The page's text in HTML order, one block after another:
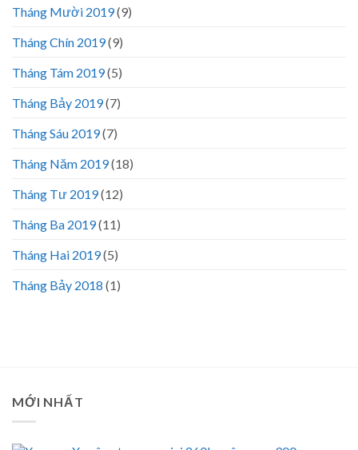
Tháng Mười 2019(9)
Tháng Chín 2019(9)
Tháng Tám 2019(5)
Tháng Bảy 2019(7)
Tháng Sáu 2019(7)
Tháng Năm 2019(18)
Tháng Tư 2019(12)
Tháng Ba 2019(11)
Tháng Hai 2019(5)
Tháng Bảy 2018 (1)
MỚI NHẤT